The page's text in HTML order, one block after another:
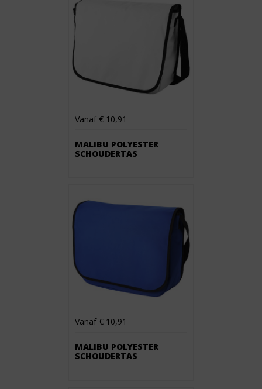
Vanaf € 10,91
MALIBU POLYESTER
SCHOUDERTAS
Vanaf € 10,91
MALIBU POLYESTER
SCHOUDERTAS